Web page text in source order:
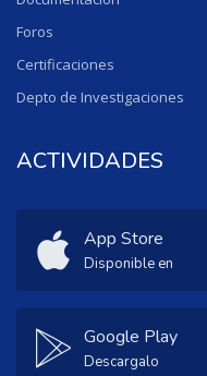
Foros
Certificaciones
Depto de Investigaciones
ACTIVIDADES
App Store
Disponible en
Google Play
Descargalo